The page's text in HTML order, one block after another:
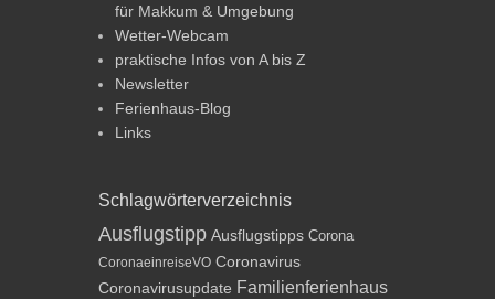
für Makkum & Umgebung
Wetter-Webcam
praktische Infos von A bis Z
Newsletter
Ferienhaus-Blog
Links
Schlagwörterverzeichnis
Ausflugstipp Ausflugstipps Corona
CoronaeinreiseVO Coronavirus
Coronavirusupdate Familienferienhaus